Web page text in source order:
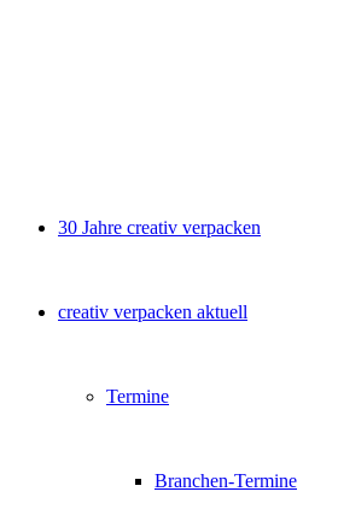
30 Jahre creativ verpacken
creativ verpacken aktuell
Termine
Branchen-Termine